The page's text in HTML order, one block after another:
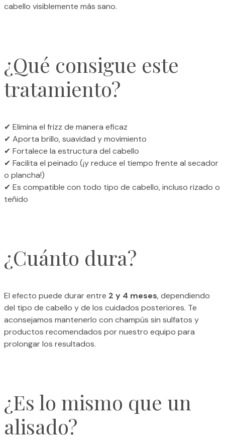
cabello visiblemente más sano.
¿Qué consigue este
tratamiento?
✔ Elimina el frizz de manera eficaz
✔ Aporta brillo, suavidad y movimiento
✔ Fortalece la estructura del cabello
✔ Facilita el peinado (¡y reduce el tiempo frente al secador
o plancha!)
✔ Es compatible con todo tipo de cabello, incluso rizado o
teñido
¿Cuánto dura?
El efecto puede durar entre 2 y 4 meses, dependiendo
del tipo de cabello y de los cuidados posteriores. Te
aconsejamos mantenerlo con champús sin sulfatos y
productos recomendados por nuestro equipo para
prolongar los resultados.
¿Es lo mismo que un
alisado?